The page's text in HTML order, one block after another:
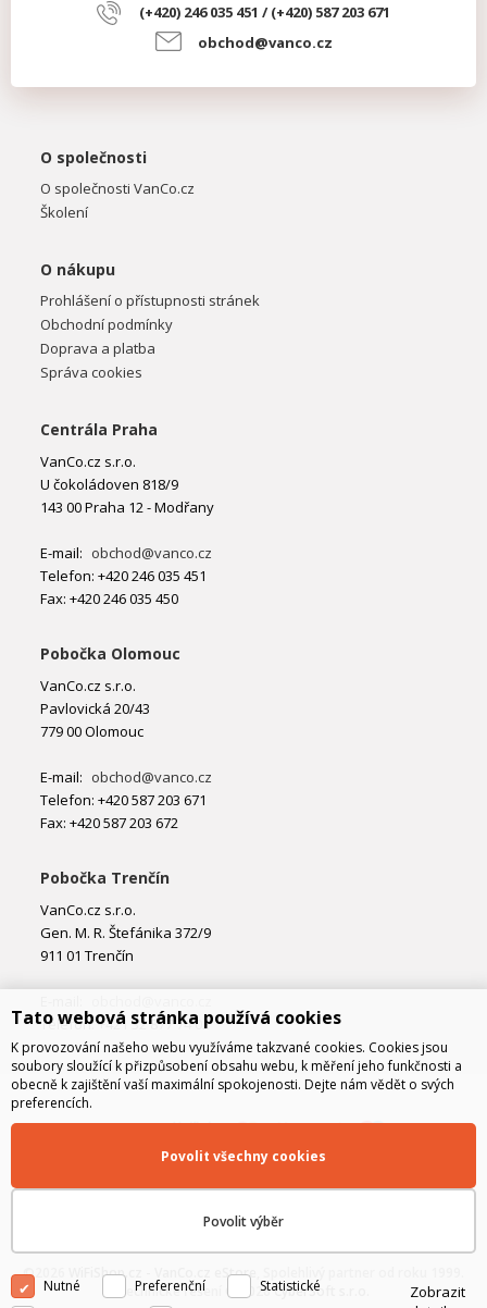
(+420) 246 035 451 / (+420) 587 203 671
obchod@vanco.cz
O společnosti
O společnosti VanCo.cz
Školení
O nákupu
Prohlášení o přístupnosti stránek
Obchodní podmínky
Doprava a platba
Správa cookies
Centrála Praha
VanCo.cz s.r.o.
U čokoládoven 818/9
143 00 Praha 12 - Modřany
E-mail: obchod@vanco.cz
Telefon: +420 246 035 451
Fax: +420 246 035 450
Pobočka Olomouc
VanCo.cz s.r.o.
Pavlovická 20/43
779 00 Olomouc
E-mail: obchod@vanco.cz
Telefon: +420 587 203 671
Fax: +420 587 203 672
Pobočka Trenčín
VanCo.cz s.r.o.
Gen. M. R. Štefánika 372/9
911 01 Trenčín
Telefon: +421 32 877 74 02
©2026 WiFiShop.cz - VanCo.cz eStore
Technické řešení © 2026CyberSoft s.r.o.
Tato webová stránka používá cookies
K provozování našeho webu využíváme takzvané cookies. Cookies jsou
soubory sloužící k přizpůsobení obsahu webu, k měření jeho funkčnosti a
obecně k zajištění vaší maximální spokojenosti. Dejte nám vědět o svých
preferencích.
Povolit výběr
Povolit všechny cookies
Nutné Preferenční Statistické
Zobrazit